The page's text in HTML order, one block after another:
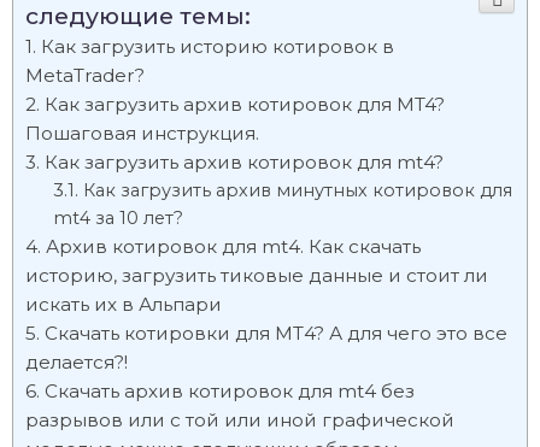
следующие темы:
Как загрузить историю котировок в
MetaTrader?
Как загрузить архив котировок для MT4?
Пошаговая инструкция.
Как загрузить архив котировок для mt4?
Как загрузить архив минутных котировок для
mt4 за 10 лет?
Архив котировок для mt4. Как скачать
историю, загрузить тиковые данные и стоит ли
искать их в Альпари
Скачать котировки для МТ4? А для чего это все
делается?!
Скачать архив котировок для mt4 без
разрывов или с той или иной графической